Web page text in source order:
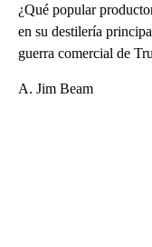
¿Qué popular
en su destilería
guerra comercial de
A. Jim Beam